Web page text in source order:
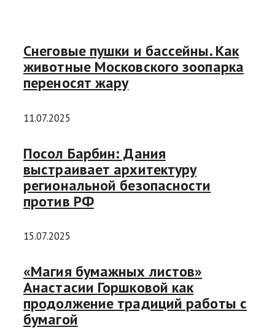
Снеговые пушки и бассейны. Как
животные Московского зоопарка
переносят жару
11.07.2025
Посол Барбин: Дания
выстраивает архитектуру
региональной безопасности
против РФ
15.07.2025
«Магия бумажных листов»
Анастасии Горшковой как
продолжение традиций работы с
бумагой